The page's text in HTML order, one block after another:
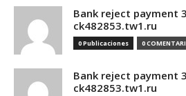
Bank reject payment
ck482853.tw1.ru
0 Publicaciones 0
Bank reject payment
ck482853.tw1.ru